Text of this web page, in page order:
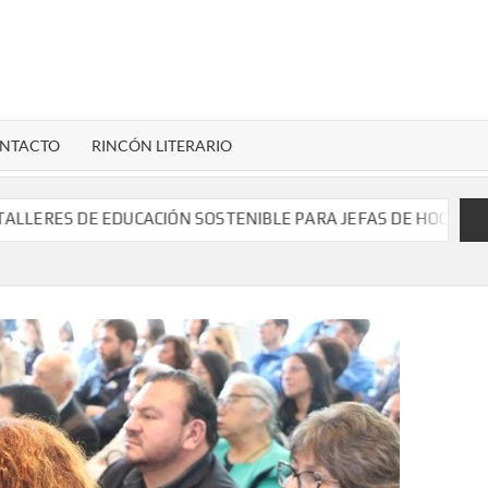
RINCÓN LITERARIO
DE EDUCACIÓN SOSTENIBLE PARA JEFAS DE HOGAR EN